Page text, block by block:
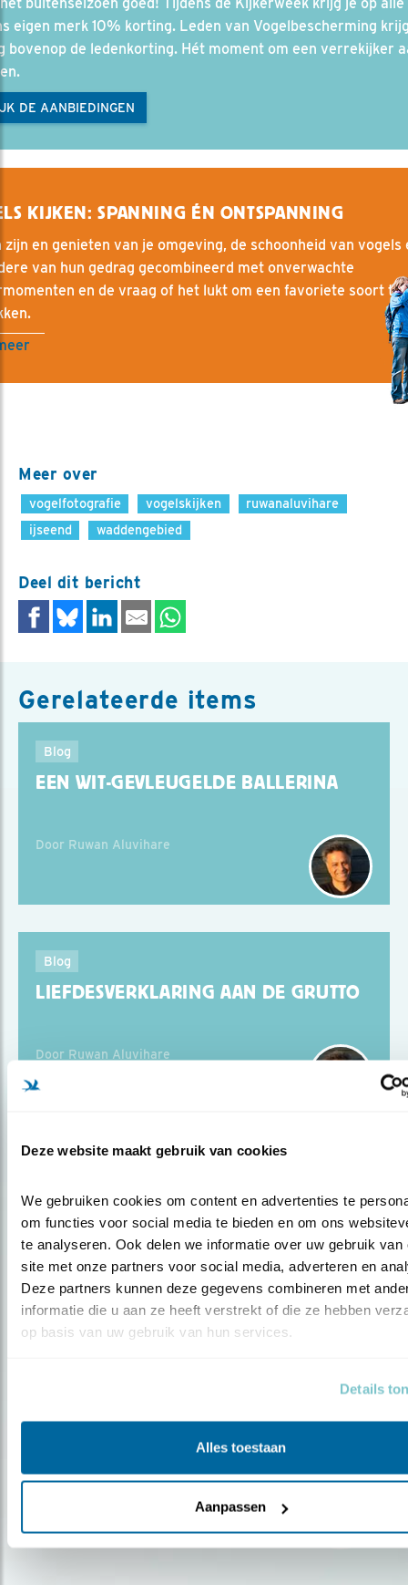
Deze website maakt gebruik van cookies
We gebruiken cookies om content en advertenties te
om functies voor social media te bieden en om ons
te analyseren. Ook delen we informatie over uw gebruik van
site met onze partners voor social media, adverteren en
Deze partners kunnen deze gegevens combineren met
informatie die u aan ze heeft verstrekt of die ze hebben
op basis van uw gebruik van hun services.
Details
Alles toestaan
Aanpassen
buitenseizoen goed! Tijdens de Kijkerweek krijg je op
eigen merk 10% korting. Leden van Vogelbescherming
bovenop de ledenkorting. Hét moment om een verrekijker
DE AANBIEDINGEN
KIJKEN: SPANNING ÉN ONTSPANNING
zijn en genieten van je omgeving, de schoonheid van vogels
van hun gedrag gecombineerd met onverwachte
en de vraag of het lukt om een favoriete soort te
Meer over
vogelfotografie vogelskijken
ruwanaluvihare
ijseend
waddengebied
Deel dit bericht
Gerelateerde items
Blog
EEN WIT-GEVLEUGELDE BALLERINA
Door Ruwan Aluvihare
Blog
LIEFDESVERKLARING AAN DE GRUTTO
Door Ruwan Aluvihare
STATIG STAPPENDE KRAANVOGELS
Door Ruwan Aluvihare